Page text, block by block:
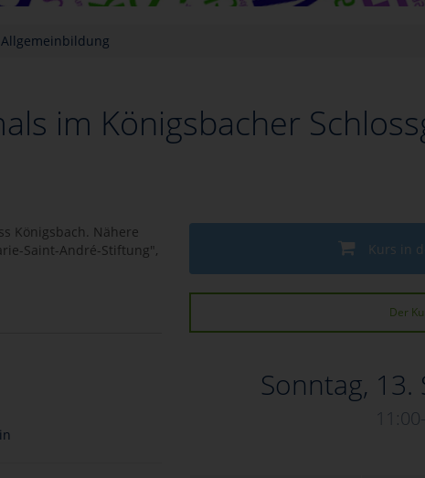
Allgemeinbildung
im Königsbacher
Kurs in
Der
Sonntag,
Königsbach. Nähere
Saint-André-Stiftung",